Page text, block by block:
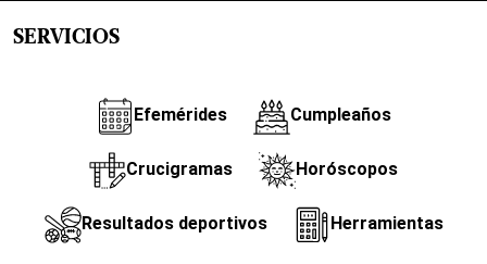
SERVICIOS
Efemérides Cumpleaños
Crucigramas Horóscopos
Resultados deportivos Herramientas